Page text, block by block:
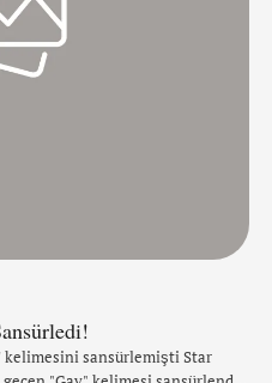
kelimesini sansürlemişti Star